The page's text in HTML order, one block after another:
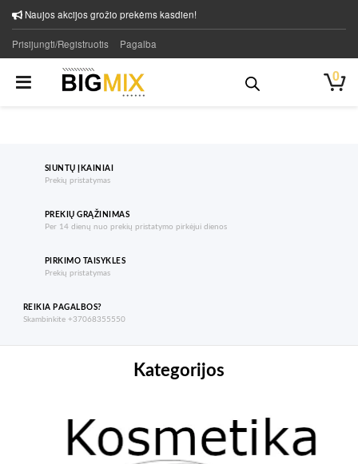
Naujos akcijos grožio prekėms kasdien!
Prisijungti/Registruotis Pagalba
0
SIUNTŲ ĮKAINIAI
Prekių pristatymas
PREKIŲ GRĄŽINIMAS
Per 14 dienų nuo prekių pristatymo pirkėjui dienos
PIRKIMO TAISYKLES
Prekių pristatymas
REIKIA PAGALBOS?
Skambinkite +37068355550
Kategorijos